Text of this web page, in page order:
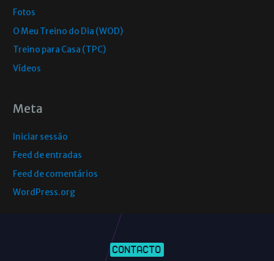
Fotos
O Meu Treino do Dia (WOD)
Treino para Casa (TPC)
Vídeos
Meta
Iniciar sessão
Feed de entradas
Feed de comentários
WordPress.org
CONTACTO